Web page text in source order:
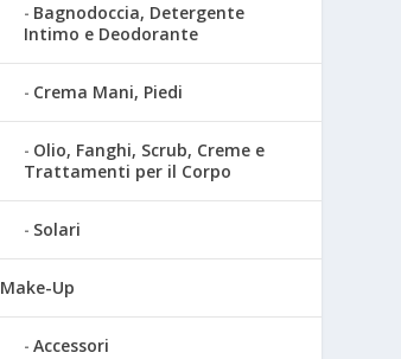
Bagnodoccia, Detergente
Intimo e Deodorante
Crema Mani, Piedi
Olio, Fanghi, Scrub, Creme e
Trattamenti per il Corpo
Solari
Make-Up
Accessori